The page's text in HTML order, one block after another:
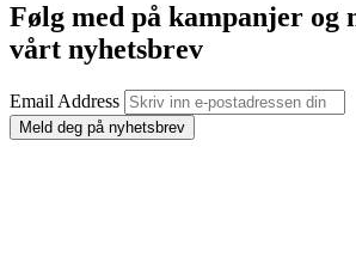
Følg med på kampanjer og
vårt nyhetsbrev
Email Address
Meld deg på nyhetsbrev